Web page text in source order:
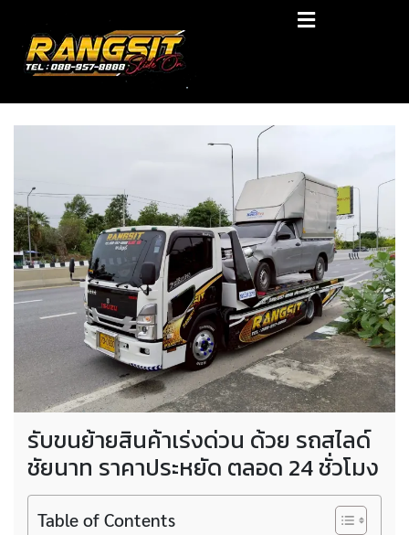
content
RANGSIT SlideON
รถยก168 รถสไลด์รังสิต รถสไลด์ ราคาถูก
รับขนย้ายสินค้าเร่งด่วน ด้วย รถสไลด์
ชัยนาท ราคาประหยัด ตลอด 24 ชั่วโมง
Table of Contents